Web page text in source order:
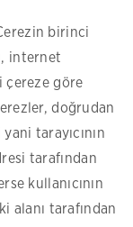
birinci
internet
çereze göre
doğrudan
tarayıcının
tarafından
kullanıcının
alanı tarafından